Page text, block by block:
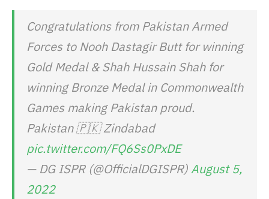
Congratulations from Pakistan Armed
Forces to Nooh Dastagir Butt for winning
Gold Medal & Shah Hussain Shah for
winning Bronze Medal in Commonwealth
Games making Pakistan proud.
Pakistan 🇵🇰 Zindabad
pic.twitter.com/FQ6Ss0PxDE
— DG ISPR (@OfficialDGISPR)August 5,
2022